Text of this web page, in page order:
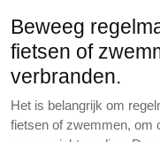
Beweeg
fietsen of
verbranden.
Het is belangrijk om
fietsen of zwemmen, om